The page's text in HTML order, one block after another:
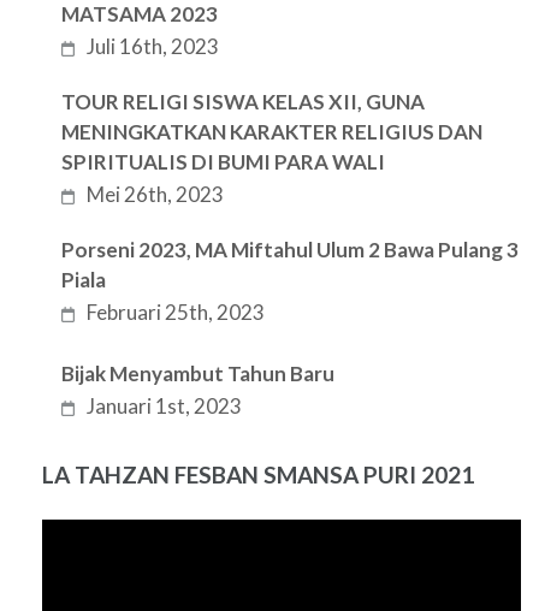
MATSAMA 2023
Juli 16th, 2023
TOUR RELIGI SISWA KELAS XII, GUNA
MENINGKATKAN KARAKTER RELIGIUS DAN
SPIRITUALIS DI BUMI PARA WALI
Mei 26th, 2023
Porseni 2023, MA Miftahul Ulum 2 Bawa Pulang 3
Piala
Februari 25th, 2023
Bijak Menyambut Tahun Baru
Januari 1st, 2023
LA TAHZAN FESBAN SMANSA PURI 2021